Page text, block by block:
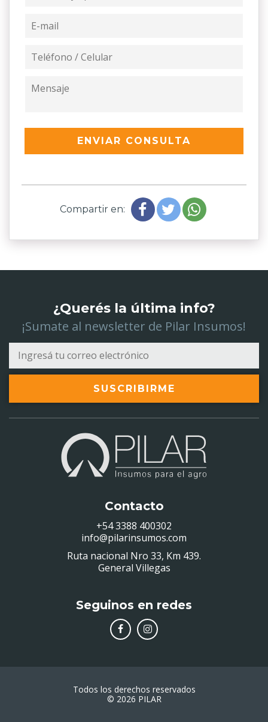
ENVIAR CONSULTA
Compartir en:
¿Querés la última info?
¡Sumate al newsletter de Pilar Insumos!
SUSCRIBIRME
Contacto
+54 3388 400302
info@pilarinsumos.com
Ruta nacional Nro 33, Km 439.
General Villegas
Seguinos en redes
Todos los derechos reservados
© 2026 PILAR